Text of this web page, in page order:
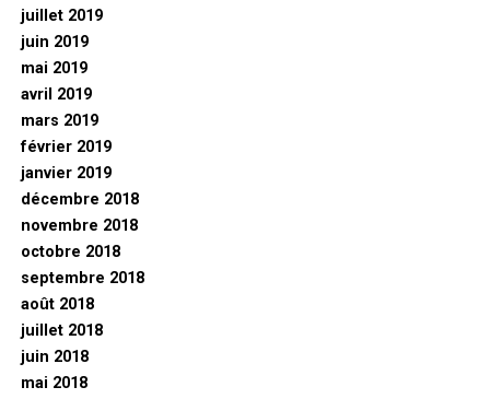
juillet 2019
juin 2019
mai 2019
avril 2019
mars 2019
février 2019
janvier 2019
décembre 2018
novembre 2018
octobre 2018
septembre 2018
août 2018
juillet 2018
juin 2018
mai 2018